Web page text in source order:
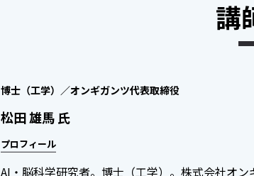
講
博士（工学）／オンギガンツ代表取締役
松田 雄馬 氏
プロフィール
AI・脳科学研究者。博士（工学）。株式会社オ